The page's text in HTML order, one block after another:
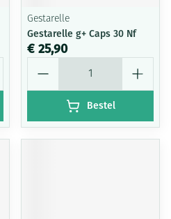
Gestarelle
Gestarelle g+ Caps 30 Nf
€ 25,90
Bestel